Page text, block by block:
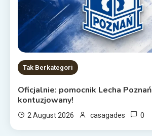
Tak Berkategori
Oficjalnie: pomocnik Lecha Poznań
kontuzjowany!
2 August 2026 casagades 0